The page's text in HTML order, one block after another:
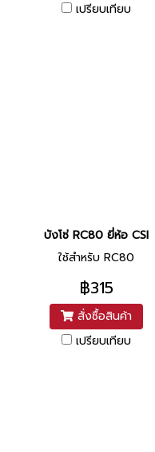
เปรียบเทียบ
บังโซ่ RC80 ยี่ห้อ CSI
ใช้สำหรับ RC80
฿315
สั่งซื้อสินค้า
เปรียบเทียบ